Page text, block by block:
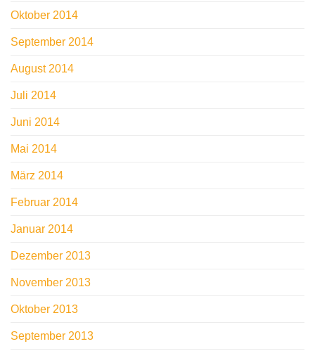
Oktober 2014
September 2014
August 2014
Juli 2014
Juni 2014
Mai 2014
März 2014
Februar 2014
Januar 2014
Dezember 2013
November 2013
Oktober 2013
September 2013